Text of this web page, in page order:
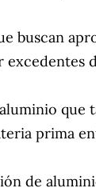
buscan
excedentes
que
prima
de